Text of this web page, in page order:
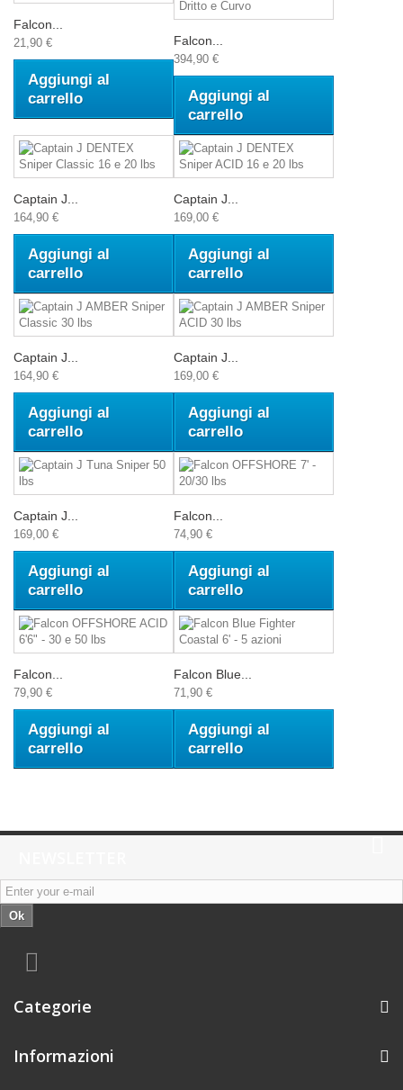
Falcon...
21,90 €
Aggiungi al
carrello
Falcon...
394,90 €
Aggiungi al
carrello
Captain J...
164,90 €
Aggiungi al
carrello
Captain J...
169,00 €
Aggiungi al
carrello
Captain J...
164,90 €
Aggiungi al
carrello
Captain J...
169,00 €
Aggiungi al
carrello
Captain J...
169,00 €
Aggiungi al
carrello
Falcon...
74,90 €
Aggiungi al
carrello
Falcon...
79,90 €
Aggiungi al
carrello
Falcon Blue...
71,90 €
Aggiungi al
carrello
Ok
Categorie
Informazioni